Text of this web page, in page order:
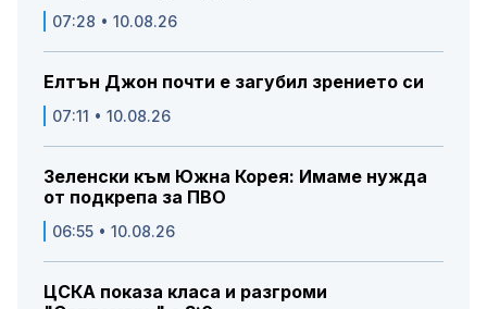
07:28 • 10.08.26
Елтън Джон почти е загубил зрението си
07:11 • 10.08.26
Зеленски към Южна Корея: Имаме нужда
от подкрепа за ПВО
06:55 • 10.08.26
ЦСКА показа класа и разгроми